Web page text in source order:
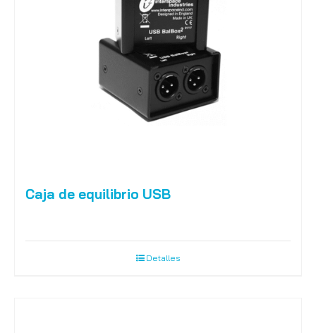
Caja de equilibrio USB
Detalles